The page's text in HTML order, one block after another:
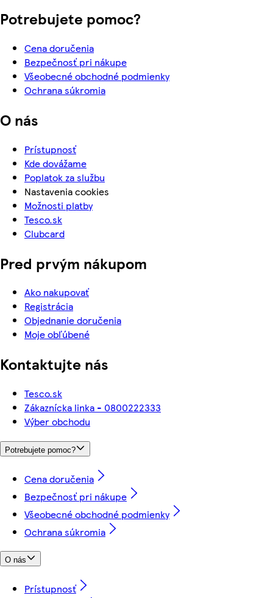
Potrebujete pomoc?
Cena doručenia
Bezpečnosť pri nákupe
Všeobecné obchodné podmienky
Ochrana súkromia
O nás
Prístupnosť
Kde dovážame
Poplatok za službu
Nastavenia cookies
Možnosti platby
Tesco.sk
Clubcard
Pred prvým nákupom
Ako nakupovať
Registrácia
Objednanie doručenia
Moje obľúbené
Kontaktujte nás
Tesco.sk
Zákaznícka linka - 0800222333
Výber obchodu
Potrebujete pomoc?
Cena doručenia
Bezpečnosť pri nákupe
Všeobecné obchodné podmienky
Ochrana súkromia
O nás
Prístupnosť